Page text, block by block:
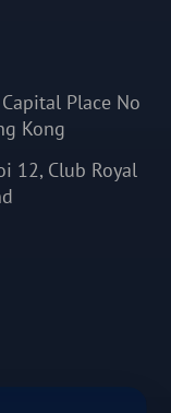
Place No
Kong
12, Club Royal